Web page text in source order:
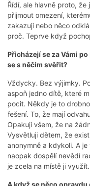
Řídí, ale hlavně proto,
přijmout omezení,
zakazuji nebo něco
proč. Teprve když
Přicházejí se za Vámi
se s něčím svěřit?
Vždycky. Bez výjimky.
aspoň jedno dítě, které
pocit. Někdy je to
řešení. To, že mají
Opakuji všem, že na
Vysvětluji dětem, že
anonymně a kdykoli. A
naopak dospělí nevědí
je zcela na místě ji využít.
A když se něco opravdu